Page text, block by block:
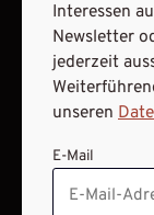
Interessen
Newsletter
jederzeit
unseren
E-Mail